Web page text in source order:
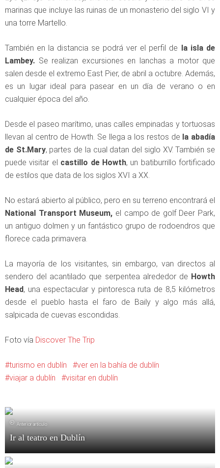
marinas que incluye las ruinas de un monasterio del siglo VI y
una torre Martello.
También en la distancia se podrá ver el perfil de la isla de
Lambey. Se realizan excursiones en lanchas a motor que
salen desde el extremo East Pier, de abril a octubre. Además,
es un lugar ideal para pasear en un día de verano o en
cualquier época del año.
Desde el paseo marítimo, unas calles empinadas y tortuosas
llevan al centro de Howth. Se llega a los restos de la abadía
de St.Mary, partes de la cual datan del siglo XV. También se
puede visitar el castillo de Howth, un batiburrillo fortificado
de estilos que data de los siglos XVI a XX.
No estará abierto al público, pero en su terreno encontrará el
National Transport Museum, el campo de golf Deer Park,
un antiguo dolmen y un fantástico grupo de rodoendros que
florece cada primavera.
La mayoría de los visitantes, sin embargo, van directos al
sendero del acantilado que serpentea alrededor de Howth
Head, una espectacular y pintoresca ruta de 8,5 kilómetros
desde el pueblo hasta el faro de Baily y algo más allá,
salpicada de cuevas escondidas.
Foto vía Discover The Trip
turismo en dublín
ver en la bahía de dublín
viajar a dublín
visitar en dublín
Anterior artículo
Ir al teatro en Dublín